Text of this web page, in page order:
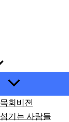
목회비젼
섬기는 사람들